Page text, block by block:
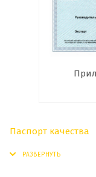
Паспорт качества